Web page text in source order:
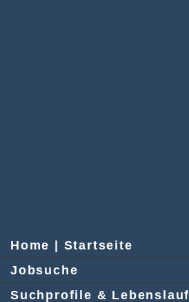
Home | Startseite
Jobsuche
Suchprofile & Lebenslauf